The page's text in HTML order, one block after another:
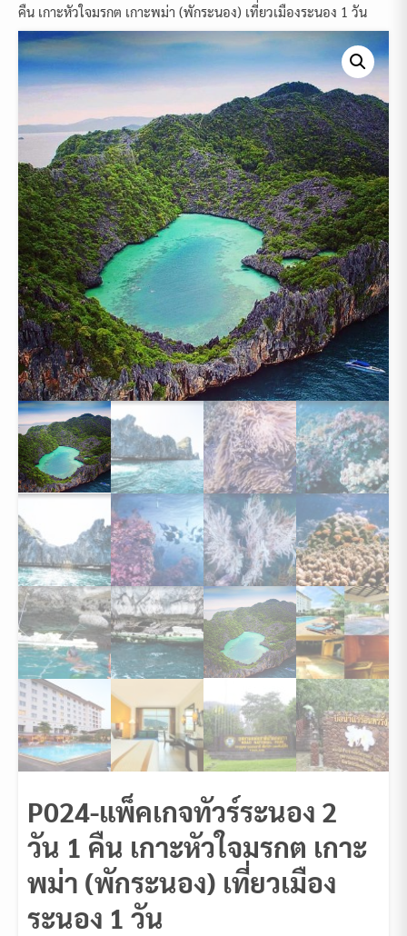
คืน เกาะหัวใจมรกต เกาะพม่า (พักระนอง) เที่ยวเมืองระนอง 1 วัน
P024-แพ็คเกจทัวร์ระนอง 2
วัน 1 คืน เกาะหัวใจมรกต เกาะ
พม่า (พักระนอง) เที่ยวเมือง
ระนอง 1 วัน